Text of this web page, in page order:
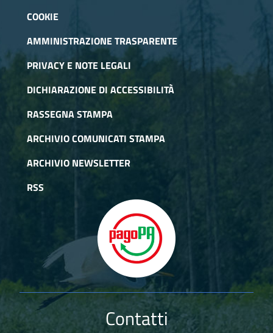
COOKIE
AMMINISTRAZIONE TRASPARENTE
PRIVACY E NOTE LEGALI
DICHIARAZIONE DI ACCESSIBILITÀ
RASSEGNA STAMPA
ARCHIVIO COMUNICATI STAMPA
ARCHIVIO NEWSLETTER
RSS
Contatti